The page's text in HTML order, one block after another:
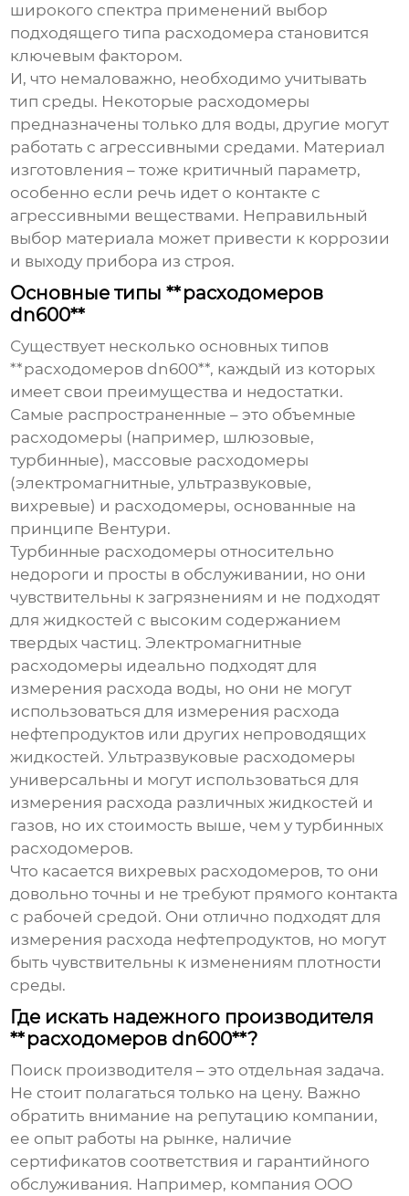
широкого спектра применений выбор
подходящего типа расходомера становится
ключевым фактором.
И, что немаловажно, необходимо учитывать
тип среды. Некоторые расходомеры
предназначены только для воды, другие могут
работать с агрессивными средами. Материал
изготовления – тоже критичный параметр,
особенно если речь идет о контакте с
агрессивными веществами. Неправильный
выбор материала может привести к коррозии
и выходу прибора из строя.
Основные типы **расходомеров
dn600**
Существует несколько основных типов
**расходомеров dn600**, каждый из которых
имеет свои преимущества и недостатки.
Самые распространенные – это объемные
расходомеры (например, шлюзовые,
турбинные), массовые расходомеры
(электромагнитные, ультразвуковые,
вихревые) и расходомеры, основанные на
принципе Вентури.
Турбинные расходомеры относительно
недороги и просты в обслуживании, но они
чувствительны к загрязнениям и не подходят
для жидкостей с высоким содержанием
твердых частиц. Электромагнитные
расходомеры идеально подходят для
измерения расхода воды, но они не могут
использоваться для измерения расхода
нефтепродуктов или других непроводящих
жидкостей.Ультразвуковые расходомеры
универсальны и могут использоваться для
измерения расхода различных жидкостей и
газов, но их стоимость выше, чем у турбинных
расходомеров.
Что касается вихревых расходомеров, то они
довольно точны и не требуют прямого контакта
с рабочей средой. Они отлично подходят для
измерения расхода нефтепродуктов, но могут
быть чувствительны к изменениям плотности
среды.
Где искать надежного производителя
**расходомеров dn600**?
Поиск производителя – это отдельная задача.
Не стоит полагаться только на цену. Важно
обратить внимание на репутацию компании,
ее опыт работы на рынке, наличие
сертификатов соответствия и гарантийного
обслуживания. Например, компания ООО